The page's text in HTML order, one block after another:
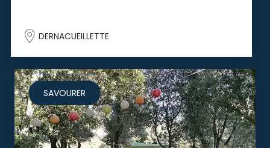
DERNACUEILLETTE
SAVOURER